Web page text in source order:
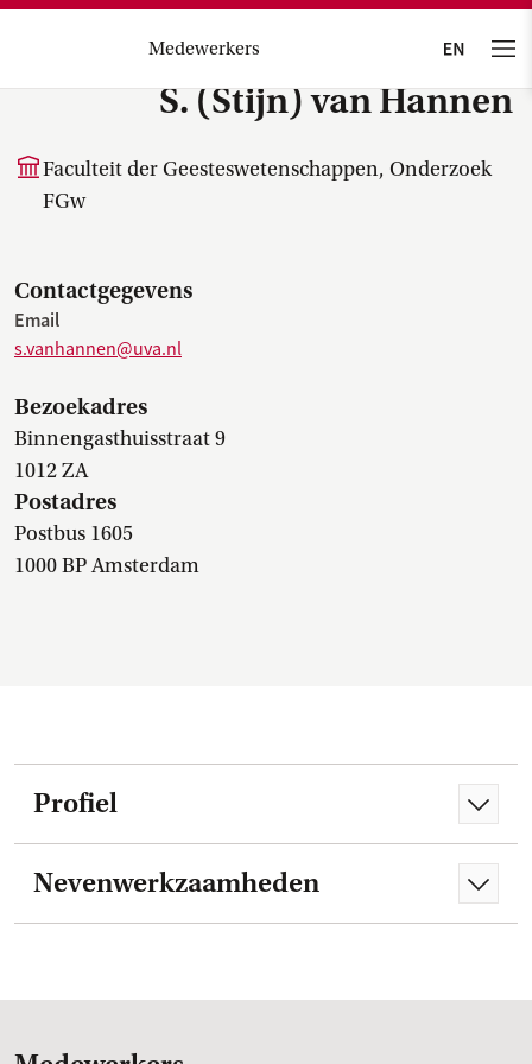
Medewerkers
S. (Stijn) van Hannen
Faculteit der Geesteswetenschappen, Onderzoek
FGw
Contactgegevens
Email
s.vanhannen@uva.nl
Bezoekadres
Binnengasthuisstraat 9
1012 ZA
Postadres
Postbus 1605
1000 BP Amsterdam
Profiel
Nevenwerkzaamheden